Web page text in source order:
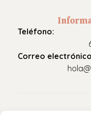
Teléfono:
Correo